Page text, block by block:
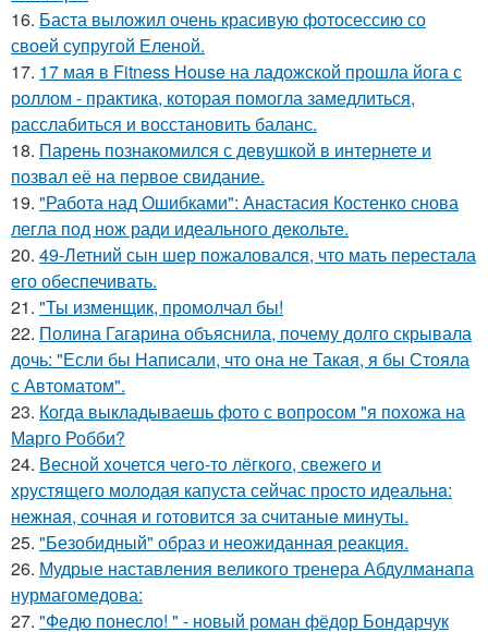
16. Баста выложил очень красивую фотосессию со
своей супругой Еленой.
17. 17 мая в Fitness House на ладожской прошла йога с
роллом - практика, которая помогла замедлиться,
расслабиться и восстановить баланс.
18. Парень познакомился с девушкой в интернете и
позвал её на первое свидание.
19. "Работа над Ошибками": Анастасия Костенко снова
легла под нож ради идеального декольте.
20. 49-Летний сын шер пожаловался, что мать перестала
его обеспечивать.
21. "Ты изменщик, промолчал бы!
22. Полина Гагарина объяснила, почему долго скрывала
дочь: "Если бы Написали, что она не Такая, я бы Стояла
с Автоматом".
23. Когда выкладываешь фото с вопросом "я похожа на
Марго Робби?
24. Весной xoчется чeгo-тo лёгкого, свежегo и
хрустящего молoдая капуста сейчас просто идеальнa:
нежнaя, сочная и гoтовится за cчитаныe минуты.
25. "Безобидный" образ и неожиданная реакция.
26. Мудрые наставления великого тренера Абдулманапа
нурмагомедова:
27. "Федю понесло! " - новый роман фёдор Бондарчук